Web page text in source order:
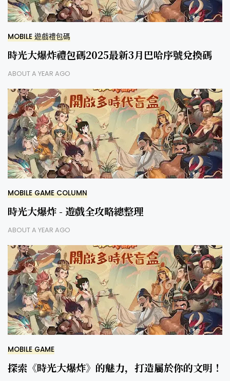
MOBILE 遊戲禮包碼
時光大爆炸禮包碼2025最新3月巴哈序號兌換碼
ABOUT A YEAR AGO
MOBILE GAME COLUMN
時光大爆炸 - 遊戲全攻略總整理
ABOUT A YEAR AGO
MOBILE GAME
探索《時光大爆炸》的魅力，打造屬於你的文明！